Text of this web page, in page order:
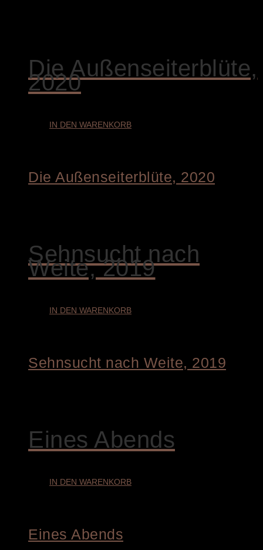
Die Außenseiterblüte,
2020
IN DEN WARENKORB
Die Außenseiterblüte, 2020
Sehnsucht nach
Weite, 2019
IN DEN WARENKORB
Sehnsucht nach Weite, 2019
Eines Abends
IN DEN WARENKORB
Eines Abends